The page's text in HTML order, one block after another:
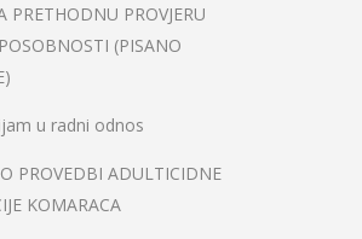
PRETHODNU PROVJERU
(PISANO
u radni odnos
PROVEDBI ADULTICIDNE
KOMARACA